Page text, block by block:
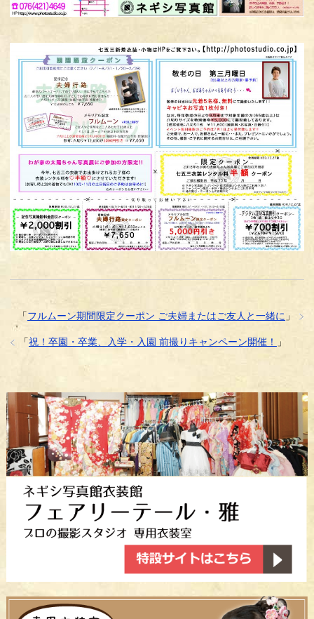
「 フルムーン期間限定クーポン ご夫婦またはご友人と一緒に 」
「 祝！卒園・卒業、入学・入園 前撮りキャンペーン開催！ 」